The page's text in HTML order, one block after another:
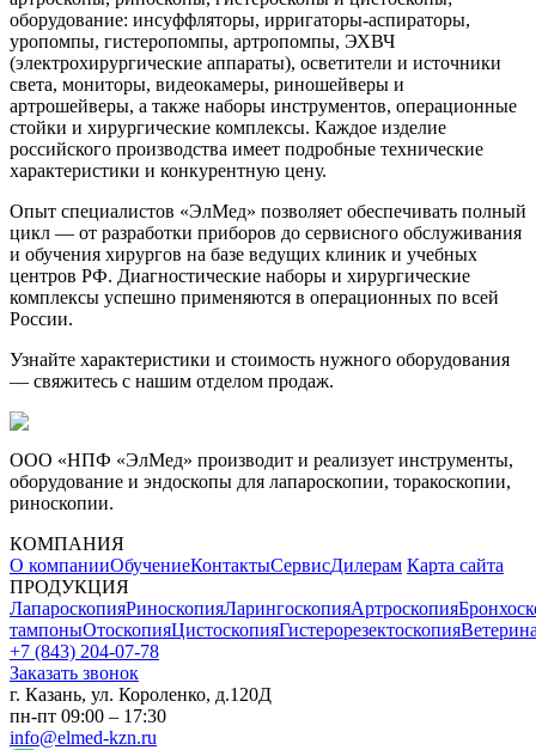
оборудование: инсуффляторы, ирригаторы-аспираторы,
уропомпы, гистеропомпы, артропомпы, ЭХВЧ
(электрохирургические аппараты), осветители и источники
света, мониторы, видеокамеры, риношейверы и
артрошейверы, а также наборы инструментов, операционные
стойки и хирургические комплексы. Каждое изделие
российского производства имеет подробные технические
характеристики и конкурентную цену.
Опыт специалистов «ЭлМед» позволяет обеспечивать полный
цикл — от разработки приборов до сервисного обслуживания
и обучения хирургов на базе ведущих клиник и учебных
центров РФ. Диагностические наборы и хирургические
комплексы успешно применяются в операционных по всей
России.
Узнайте характеристики и стоимость нужного оборудования
— свяжитесь с нашим отделом продаж.
ООО «НПФ «ЭлМед» производит и реализует инструменты,
оборудование и эндоскопы для лапароскопии, торакоскопии,
риноскопии.
КОМПАНИЯ
О компанииОбучениеКонтактыСервисДилерам Карта сайта
ПРОДУКЦИЯ
ЛапароскопияРиноскопияЛарингоскопияАртроскопия
тампоныОтоскопияЦистоскопияГистерорезектоскопия
+7 (843) 204-07-78
Заказать звонок
г. Казань, ул. Короленко, д.120Д
пн-пт 09:00 – 17:30
info@elmed-kzn.ru